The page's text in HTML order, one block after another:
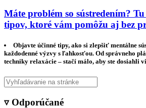
Máte problém so sústredením?
tipov, ktoré vám pomôžu aj bez
Objavte účinné tipy, ako si zlepšiť mentálne
každodenné výzvy s ľahkosťou. Od správneho
techniky relaxácie – stačí málo, aby ste dosiahli
▿ Odporúčané